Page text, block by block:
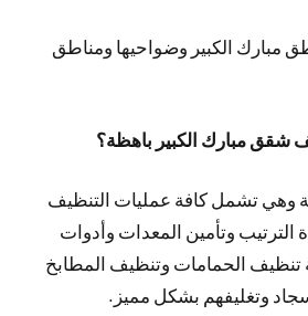
مبارك الكبير وضواحيها ومناطق
شقق مبارك الكبير باهظة؟
وهي تشمل كافة عمليات التنظيف
الترتيب وتأمين المعدات وأدوات
تنظيف الحمامات وتنظيف المطابخ
وتغليفهم بشكل مميز.